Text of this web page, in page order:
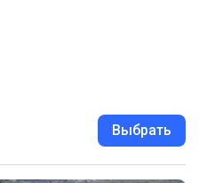
Выбрать